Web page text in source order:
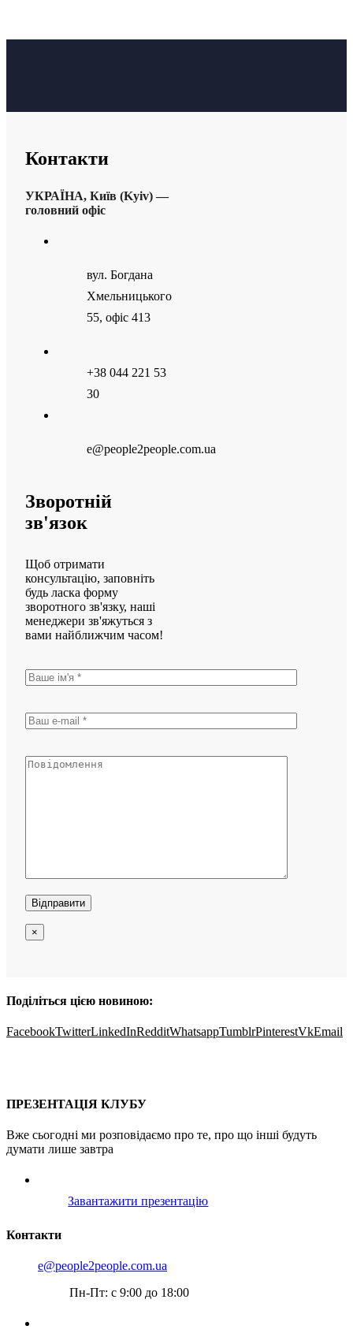
Контакти
УКРАЇНА, Київ (Kyiv) —
головний офіс
вул. Богдана
Хмельницького
55, офіс 413
+38 044 221 53
30
e@people2people.com.ua
Зворотній
зв'язок
Щоб отримати
консультацію, заповніть
будь ласка форму
зворотного зв'язку, наші
менеджери зв'яжуться з
вами найближчим часом!
×
Поділіться цією новиною:
FacebookTwitterLinkedInRedditWhatsappTumblrPinterestVkEmail
ПРЕЗЕНТАЦІЯ КЛУБУ
Вже сьогодні ми розповідаємо про те, про що інші будуть
думати лише завтра
Завантажити презентацію
Контакти
e@people2people.com.ua
Пн-Пт: с 9:00 до 18:00